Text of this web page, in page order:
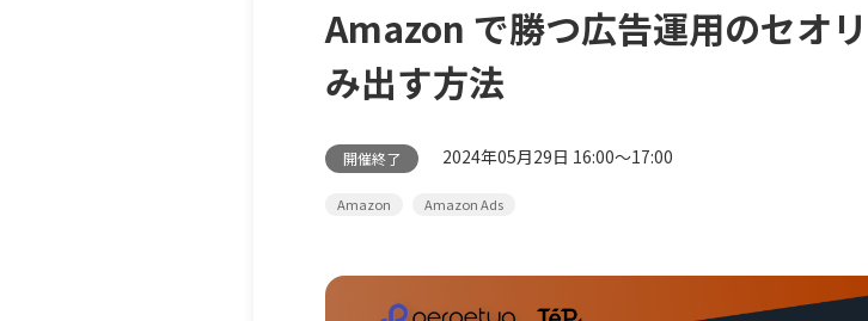
Amazon で勝つ広告運用のセオ
み出す方法
開催終了 2024年05月29日 16:00〜17:00
Amazon Amazon Ads